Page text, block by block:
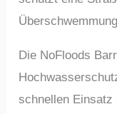
Die NoFloods
schnellen Einsatz